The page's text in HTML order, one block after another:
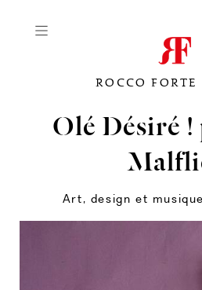
Olé Désiré !
Art, design et musique